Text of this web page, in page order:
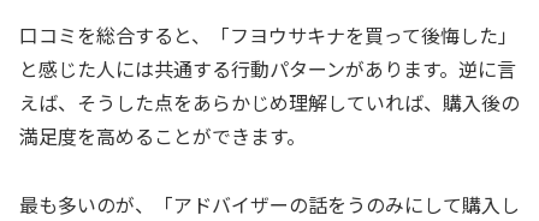
口コミを総合すると、「フヨウサキナを買って後悔した」
と感じた人には共通する行動パターンがあります。逆に言
えば、そうした点をあらかじめ理解していれば、購入後の
満足度を高めることができます。
最も多いのが、「アドバイザーの話をうのみにして購入し